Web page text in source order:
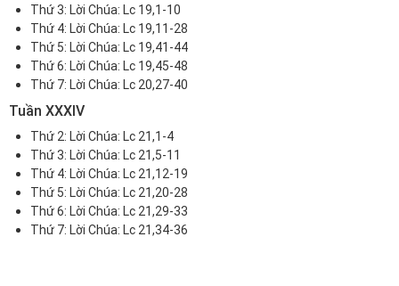
Thứ 3: Lời Chúa: Lc 19,1-10
Thứ 4: Lời Chúa: Lc 19,11-28
Thứ 5: Lời Chúa: Lc 19,41-44
Thứ 6: Lời Chúa: Lc 19,45-48
Thứ 7: Lời Chúa: Lc 20,27-40
Tuần XXXIV
Thứ 2: Lời Chúa: Lc 21,1-4
Thứ 3: Lời Chúa: Lc 21,5-11
Thứ 4: Lời Chúa: Lc 21,12-19
Thứ 5: Lời Chúa: Lc 21,20-28
Thứ 6: Lời Chúa: Lc 21,29-33
Thứ 7: Lời Chúa: Lc 21,34-36